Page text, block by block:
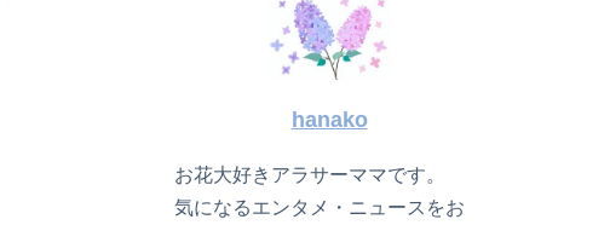
hanako
お花大好きアラサーママです。
気になるエンタメ・ニュースをお